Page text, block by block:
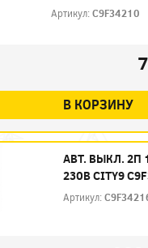
Артикул:C9F34210
В КОРЗИНУ
АВТ. ВЫКЛ. 2П
230В CITY9
Артикул: